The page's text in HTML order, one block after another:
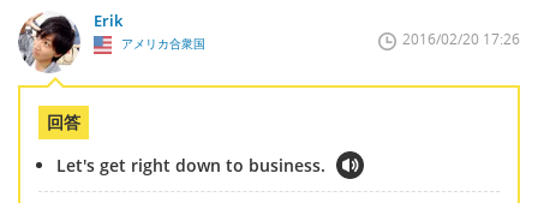
Erik
アメリカ合衆国 2016/02/20 17:26
回答
Let's get right down to business.